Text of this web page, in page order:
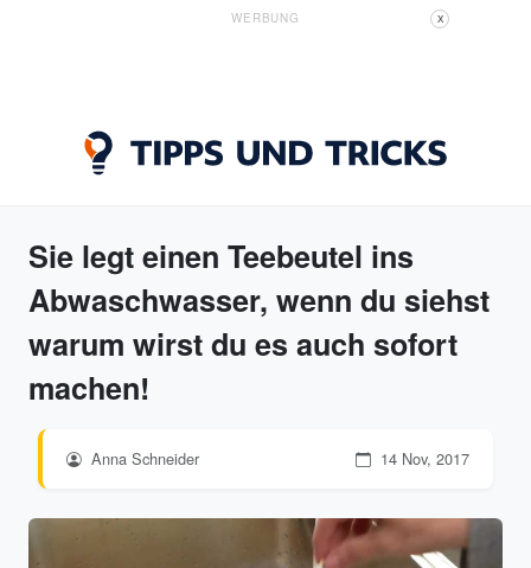
WERBUNG X
Sie legt einen Teebeutel ins
Abwaschwasser, wenn du siehst
warum wirst du es auch sofort
machen!
Anna Schneider 14 Nov, 2017